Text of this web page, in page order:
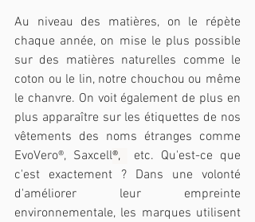
Au niveau des matières, on le répète
chaque année, on mise le plus possible
sur des matières naturelles comme le
coton ou le lin, notre chouchou ou même
le chanvre. On voit également de plus en
plus apparaître sur les étiquettes de nos
vêtements des noms étranges comme
EvoVero®, Saxcell®,
etc. Qu'est-ce que
c'est exactement ? Dans une volonté
d'améliorer leur empreinte
environnementale, les marques utilisent